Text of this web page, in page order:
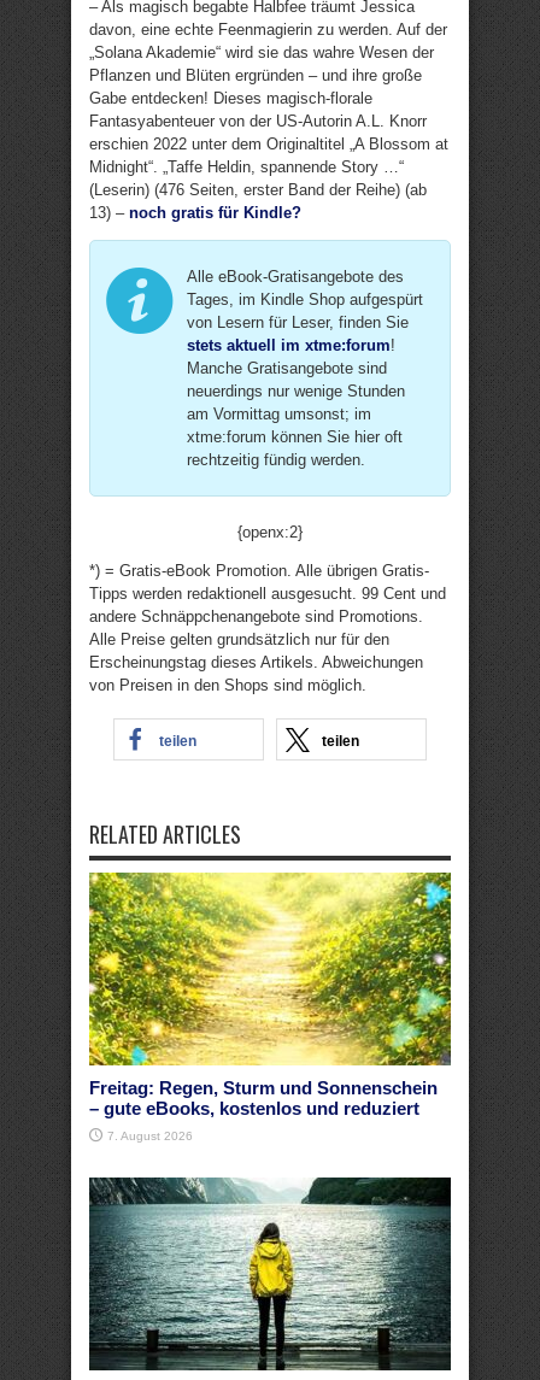
– Als magisch begabte Halbfee träumt Jessica
davon, eine echte Feenmagierin zu werden. Auf der
„Solana Akademie“ wird sie das wahre Wesen der
Pflanzen und Blüten ergründen – und ihre große
Gabe entdecken! Dieses magisch-florale
Fantasyabenteuer von der US-Autorin A.L. Knorr
erschien 2022 unter dem Originaltitel „A Blossom at
Midnight“. „Taffe Heldin, spannende Story …“
(Leserin) (476 Seiten, erster Band der Reihe) (ab
13) – noch gratis für Kindle?
Alle eBook-Gratisangebote des
Tages, im Kindle Shop aufgespürt
von Lesern für Leser, finden Sie
stets aktuell im xtme:forum!
Manche Gratisangebote sind
neuerdings nur wenige Stunden
am Vormittag umsonst; im
xtme:forum können Sie hier oft
rechtzeitig fündig werden.
{openx:2}
*) = Gratis-eBook Promotion. Alle übrigen Gratis-
Tipps werden redaktionell ausgesucht. 99 Cent und
andere Schnäppchenangebote sind Promotions.
Alle Preise gelten grundsätzlich nur für den
Erscheinungstag dieses Artikels. Abweichungen
von Preisen in den Shops sind möglich.
teilen teilen
RELATED ARTICLES
Freitag: Regen, Sturm und Sonnenschein
– gute eBooks, kostenlos und reduziert
7. August 2026